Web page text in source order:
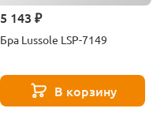
5 143 ₽
Бра Lussole LSP-7149
В корзину